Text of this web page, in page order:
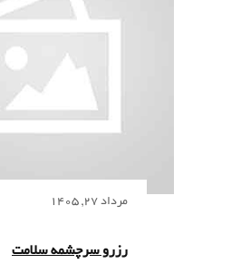
مرداد 27, 1405
رزرو سرچشمه سلامت